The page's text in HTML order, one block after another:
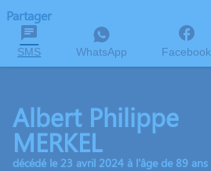
Partager
SMS WhatsApp Facebook
Albert Philippe
MERKEL
décédé le 23 avril 2024 à l'âge de 89 ans